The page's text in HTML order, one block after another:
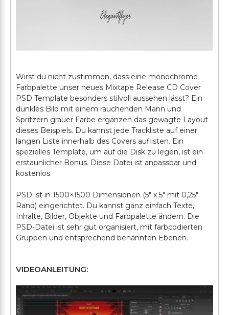
Wirst du nicht zustimmen, dass eine monochrome
Farbpalette unser neues Mixtape Release CD Cover
PSD Template besonders stilvoll aussehen lässt? Ein
dunkles Bild mit einem rauchenden Mann und
Spritzern grauer Farbe ergänzen das gewagte Layout
dieses Beispiels. Du kannst jede Trackliste auf einer
langen Liste innerhalb des Covers auflisten. Ein
spezielles Template, um auf die Disk zu legen, ist ein
erstaunlicher Bonus. Diese Datei ist anpassbar und
kostenlos.
PSD ist in 1500×1500 Dimensionen (5" x 5" mit 0,25"
Rand) eingerichtet. Du kannst ganz einfach Texte,
Inhalte, Bilder, Objekte und Farbpalette ändern. Die
PSD-Datei ist sehr gut organisiert, mit farbcodierten
VIDEOANLEITUNG: